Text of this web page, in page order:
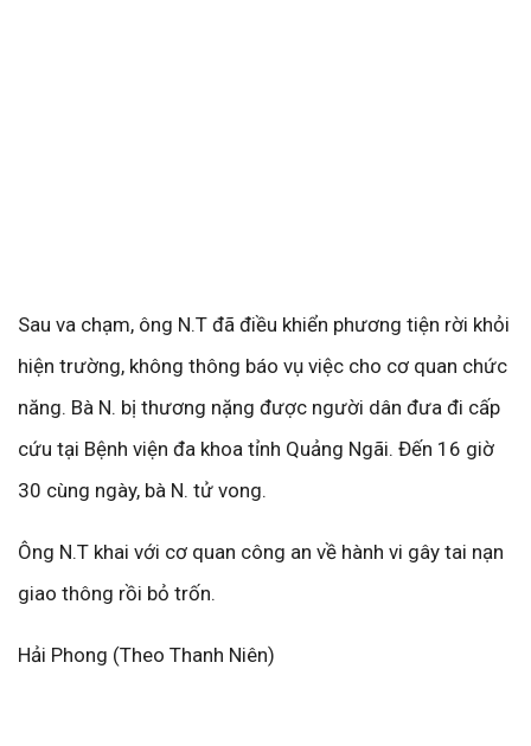
Sau va chạm, ông N.T đã điều khiển phương tiện rời khỏi
hiện trường, không thông báo vụ việc cho cơ quan chức
năng. Bà N. bị thương nặng được người dân đưa đi cấp
cứu tại Bệnh viện đa khoa tỉnh Quảng Ngãi. Đến 16 giờ
30 cùng ngày, bà N. tử vong.
Ông N.T khai với cơ quan công an về hành vi gây tai nạn
giao thông rồi bỏ trốn.
Hải Phong (Theo Thanh Niên)